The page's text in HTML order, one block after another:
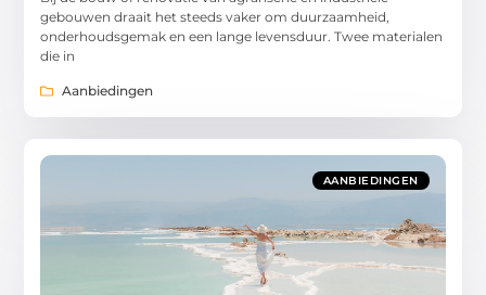
gebouwen draait het steeds vaker om duurzaamheid,
onderhoudsgemak en een lange levensduur. Twee materialen
die in
Aanbiedingen
AANBIEDINGEN